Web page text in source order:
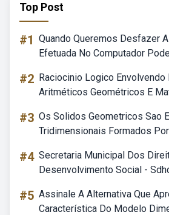
Top Post
#1 Quando Queremos Desfazer
Efetuada No Computador
#2 Raciocinio Logico Envolvendo
Aritméticos Geométricos E
#3 Os Solidos Geometricos Sao
Tridimensionais Formados
#4 Secretaria Municipal Dos
Desenvolvimento Social -
#5 Assinale A Alternativa Que
Característica Do Modelo